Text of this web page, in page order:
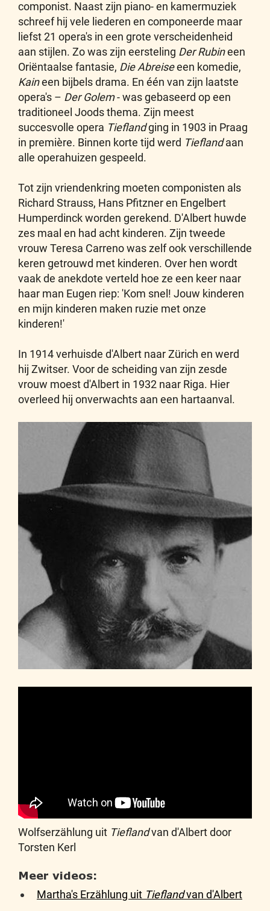
componist. Naast zijn piano- en kamermuziek
schreef hij vele liederen en componeerde maar
liefst 21 opera's in een grote verscheidenheid
aan stijlen. Zo was zijn eersteling Der Rubineen
Oriëntaalse fantasie, Die Abreiseeen komedie,
Kaineen bijbels drama. En één van zijn laatste
opera's – Der Golem- was gebaseerd op een
traditioneel Joods thema. Zijn meest
succesvolle opera Tieflandging in 1903 in Praag
in première. Binnen korte tijd werd Tieflandaan
alle operahuizen gespeeld.
Tot zijn vriendenkring moeten componisten als
Richard Strauss, Hans Pfitzner en Engelbert
Humperdinck worden gerekend. D'Albert huwde
zes maal en had acht kinderen. Zijn tweede
vrouw Teresa Carreno was zelf ook verschillende
keren getrouwd met kinderen. Over hen wordt
vaak de anekdote verteld hoe ze een keer naar
haar man Eugen riep: 'Kom snel! Jouw kinderen
en mijn kinderen maken ruzie met onze
kinderen!'
In 1914 verhuisde d'Albert naar Zürich en werd
hij Zwitser. Voor de scheiding van zijn zesde
vrouw moest d'Albert in 1932 naar Riga. Hier
overleed hij onverwachts aan een hartaanval.
Wolfserzählung uit Tieflandvan d'Albert door
Torsten Kerl
Meer videos:
Martha's Erzählung uit Tieflandvan d'Albert